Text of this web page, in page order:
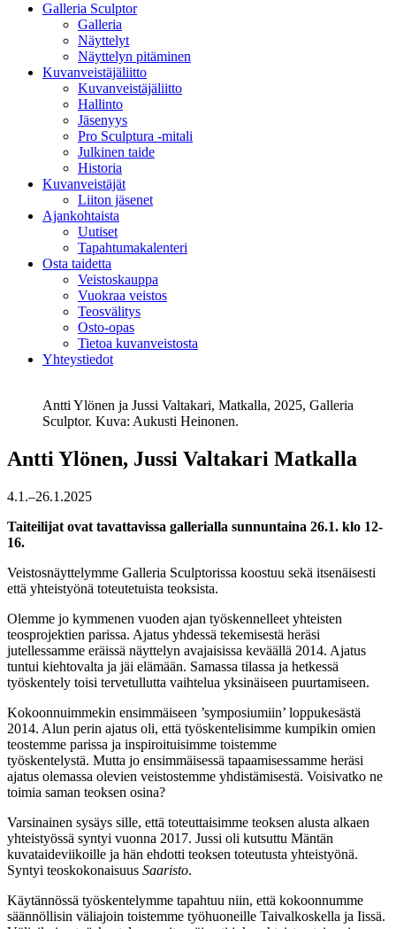
Galleria Sculptor
Galleria
Näyttelyt
Näyttelyn pitäminen
Kuvanveistäjäliitto
Kuvanveistäjäliitto
Hallinto
Jäsenyys
Pro Sculptura -mitali
Julkinen taide
Historia
Kuvanveistäjät
Liiton jäsenet
Ajankohtaista
Uutiset
Tapahtumakalenteri
Osta taidetta
Veistoskauppa
Vuokraa veistos
Teosvälitys
Osto-opas
Tietoa kuvanveistosta
Yhteystiedot
Antti Ylönen ja Jussi Valtakari, Matkalla, 2025, Galleria
Sculptor. Kuva: Aukusti Heinonen.
Antti Ylönen, Jussi Valtakari Matkalla
4.1.–26.1.2025
Taiteilijat ovat tavattavissa gallerialla sunnuntaina 26.1. klo 12-
16.
Veistosnäyttelymme Galleria Sculptorissa koostuu sekä itsenäisesti
että yhteistyönä toteutetuista teoksista.
Olemme jo kymmenen vuoden ajan työskennelleet yhteisten
teosprojektien parissa. Ajatus yhdessä tekemisestä heräsi
jutellessamme eräissä näyttelyn avajaisissa keväällä 2014. Ajatus
tuntui kiehtovalta ja jäi elämään. Samassa tilassa ja hetkessä
työskentely toisi tervetullutta vaihtelua yksinäiseen puurtamiseen.
Kokoonnuimmekin ensimmäiseen ’symposiumiin’ loppukesästä
2014. Alun perin ajatus oli, että työskentelisimme kumpikin omien
teostemme parissa ja inspiroituisimme toistemme
työskentelystä. Mutta jo ensimmäisessä tapaamisessamme heräsi
ajatus olemassa olevien veistostemme yhdistämisestä. Voisivatko ne
toimia saman teoksen osina?
Varsinainen sysäys sille, että toteuttaisimme teoksen alusta alkaen
yhteistyössä syntyi vuonna 2017. Jussi oli kutsuttu Mäntän
kuvataideviikoille ja hän ehdotti teoksen toteutusta yhteistyönä.
Syntyi teoskokonaisuus Saaristo.
Käytännössä työskentelymme tapahtuu niin, että kokoonnumme
säännöllisin väliajoin toistemme työhuoneille Taivalkoskella ja Iissä.